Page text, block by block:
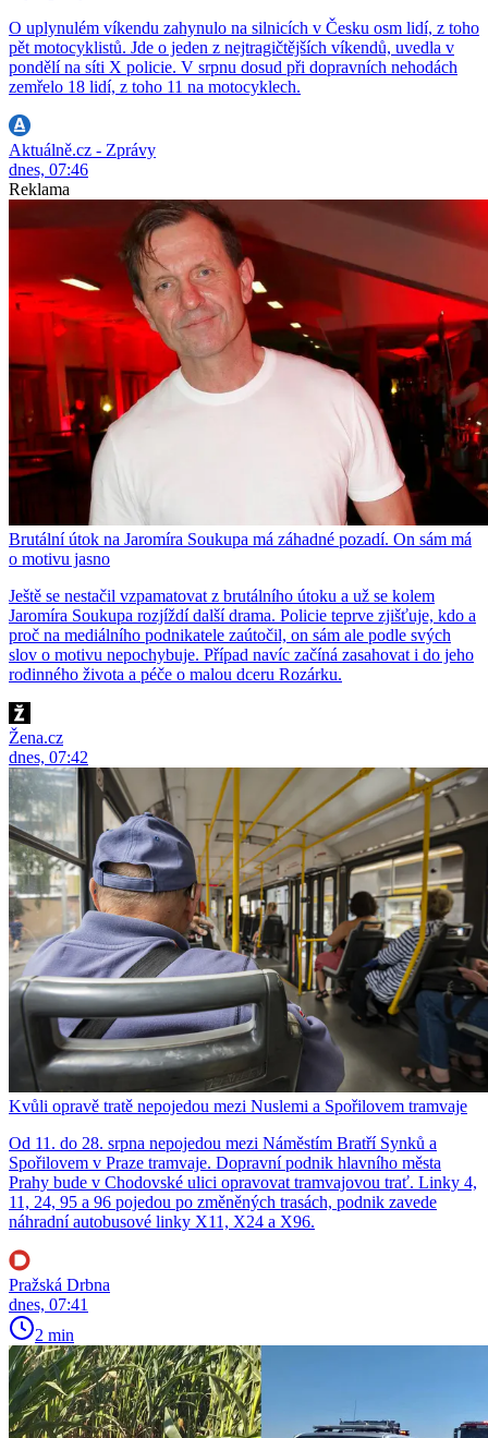
O uplynulém víkendu zahynulo na silnicích v Česku osm lidí, z toho
pět motocyklistů. Jde o jeden z nejtragičtějších víkendů, uvedla v
pondělí na síti X policie. V srpnu dosud při dopravních nehodách
zemřelo 18 lidí, z toho 11 na motocyklech.
Aktuálně.cz - Zprávy
dnes, 07:46
Reklama
Brutální útok na Jaromíra Soukupa má záhadné pozadí. On sám má
o motivu jasno
Ještě se nestačil vzpamatovat z brutálního útoku a už se kolem
Jaromíra Soukupa rozjíždí další drama. Policie teprve zjišťuje, kdo a
proč na mediálního podnikatele zaútočil, on sám ale podle svých
slov o motivu nepochybuje. Případ navíc začíná zasahovat i do jeho
rodinného života a péče o malou dceru Rozárku.
Žena.cz
dnes, 07:42
Kvůli opravě tratě nepojedou mezi Nuslemi a Spořilovem tramvaje
Od 11. do 28. srpna nepojedou mezi Náměstím Bratří Synků a
Spořilovem v Praze tramvaje. Dopravní podnik hlavního města
Prahy bude v Chodovské ulici opravovat tramvajovou trať. Linky 4,
11, 24, 95 a 96 pojedou po změněných trasách, podnik zavede
náhradní autobusové linky X11, X24 a X96.
Pražská Drbna
dnes, 07:41
2 min